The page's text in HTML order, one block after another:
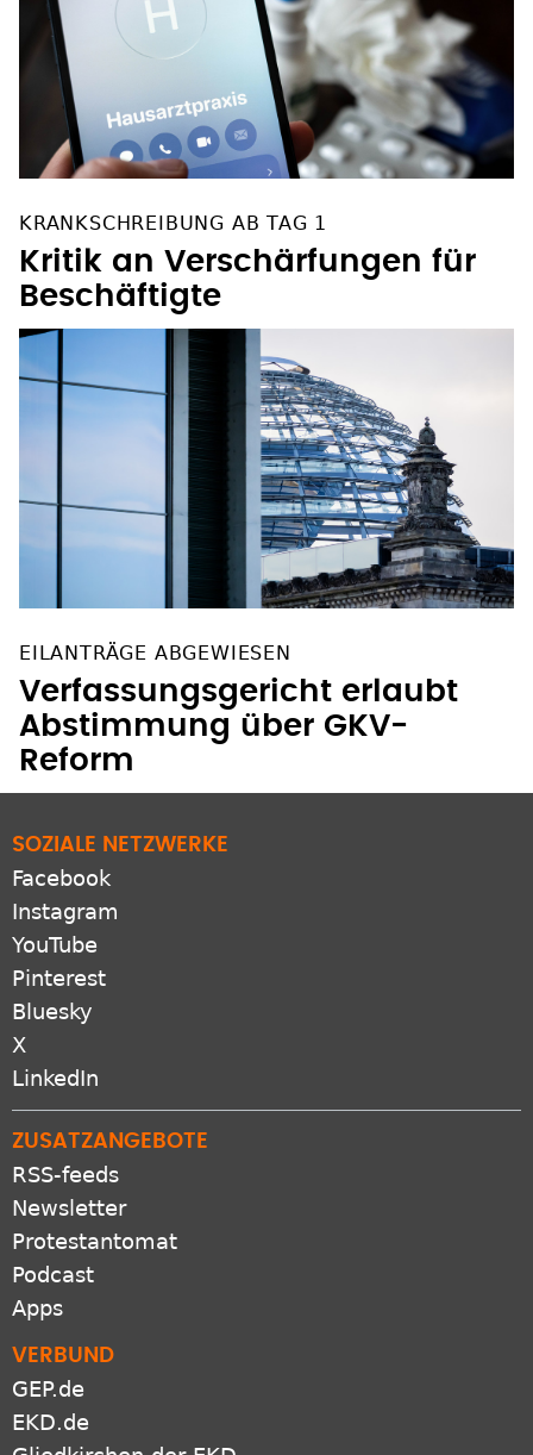
KRANKSCHREIBUNG AB TAG 1
Kritik an Verschärfungen für
Beschäftigte
EILANTRÄGE ABGEWIESEN
Verfassungsgericht erlaubt
Abstimmung über GKV-
Reform
SOZIALE NETZWERKE
Facebook
Instagram
YouTube
Pinterest
Bluesky
X
LinkedIn
ZUSATZANGEBOTE
RSS-feeds
Newsletter
Protestantomat
Podcast
Apps
VERBUND
GEP.de
EKD.de